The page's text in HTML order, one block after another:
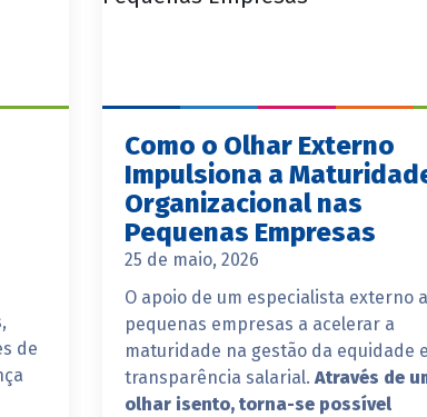
de
Como o Olhar Externo
Impulsiona a
Organizacional nas
Pequenas Empresas
25 de maio, 2026
O apoio de um especialista externo
pequenas empresas a acelerar a
maturidade na gestão da equidade e
transparência salarial. Através de
olhar isento, torna-se possível